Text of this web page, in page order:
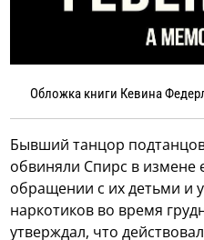
Обложка книги Кевина
Бывший танцор
обвиняли Спирс в измене
обращении с их детьми и
наркотиков во время
утверждал, что